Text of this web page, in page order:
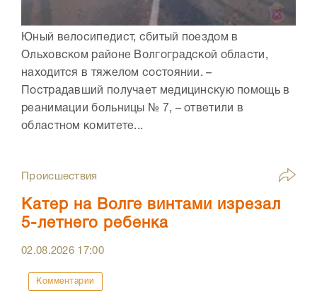
Юный велосипедист, сбитый поездом в
Ольховском районе Волгоградской области,
находится в тяжелом состоянии. –
Пострадавший получает медицинскую помощь в
реанимации больницы № 7, – ответили в
областном комитете...
Происшествия
Катер на Волге винтами изрезал
5-летнего ребенка
02.08.2026 17:00
Комментарии